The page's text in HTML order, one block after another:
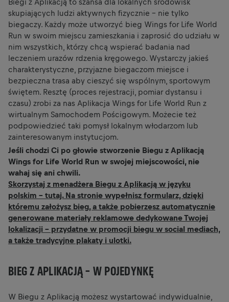
Biegi z Aplikacją to szansa dla lokalnych środowisk
skupiających ludzi aktywnych fizycznie – nie tylko
biegaczy. Każdy może utworzyć bieg Wings for Life World
Run w swoim miejscu zamieszkania i zaprosić do udziału w
nim wszystkich, którzy chcą wspierać badania nad
leczeniem urazów rdzenia kręgowego. Wystarczy jakieś
charakterystyczne, przyjazne biegaczom miejsce i
bezpieczna trasa aby cieszyć się wspólnym, sportowym
świętem. Resztę (proces rejestracji, pomiar dystansu i
czasu) zrobi za nas Aplikacja Wings for Life World Run z
wirtualnym Samochodem Pościgowym. Możecie też
podpowiedzieć taki pomysł lokalnym włodarzom lub
zainteresowanym instytucjom.
Jeśli chodzi Ci po głowie stworzenie Biegu z Aplikacją
Wings for Life World Run w swojej miejscowości, nie
wahaj się ani chwili.
Skorzystaj z menadżera Biegu z Aplikacją w języku
polskim – tutaj. Na stronie wypełnisz formularz, dzięki
któremu założysz bieg, a także pobierzesz automatycznie
generowane materiały reklamowe dedykowane Twojej
lokalizacji - przydatne w promocji biegu w social mediach,
a także tradycyjne plakaty i ulotki.
BIEG Z APLIKACJĄ – W POJEDYNKĘ
W Biegu z Aplikacją możesz wystartować indywidualnie,